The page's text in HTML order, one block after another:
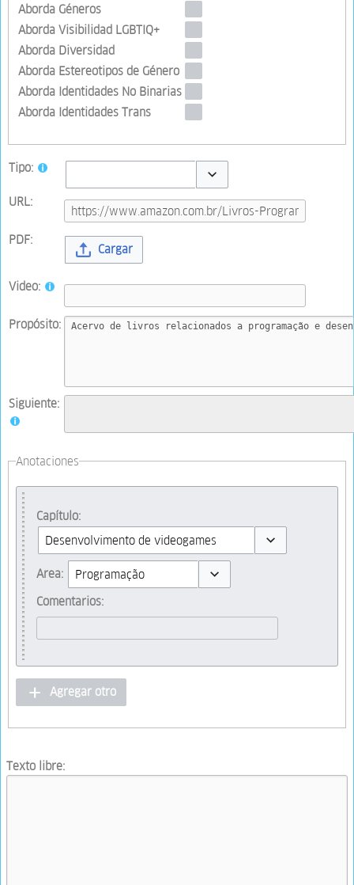
Aborda Géneros
Aborda Visibilidad LGBTIQ+
Aborda Diversidad
Aborda Estereotipos de Género
Aborda Identidades No Binarias
Aborda Identidades Trans
Tipo:
URL:
PDF:
Cargar
Video:
Propósito:
Siguiente:
Anotaciones
Capítulo:
Area:
Comentarios:
Agregar otro
Texto libre: